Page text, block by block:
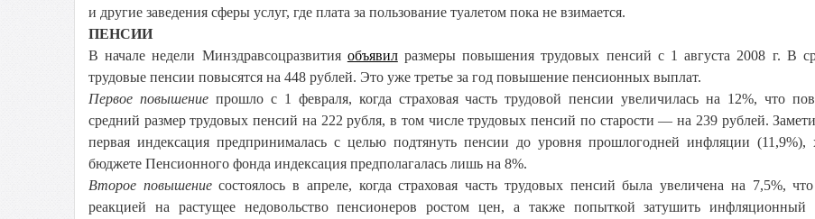
и другие заведения сферы услуг, где плата за пользование туалетом пока не взимается.
ПЕНСИИ
В начале недели Минздравсоцразвития объявилразмеры повышения трудовых пенсий с 1 августа 2008 г. В
трудовые пенсии повысятся на 448 рублей. Это уже третье за год повышение пенсионных выплат.
Первое повышениепрошло с 1 февраля, когда страховая часть трудовой пенсии увеличилась на 12%, что
средний размер трудовых пенсий на 222 рубля, в том числе трудовых пенсий по старости — на 239 рублей.
первая индексация предпринималась с целью подтянуть пенсии до уровня прошлогодней инфляции (11,9%),
бюджете Пенсионного фонда индексация предполагалась лишь на 8%.
Второе повышениесостоялось в апреле, когда страховая часть трудовых пенсий была увеличена на 7,5%,
реакцией на растущее недовольство пенсионеров ростом цен, а также попыткой затушить инфляционный